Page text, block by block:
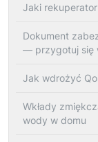
Jaki
Dokument
— przygotuj się
Jak wdrożyć
Wkłady
wody w domu